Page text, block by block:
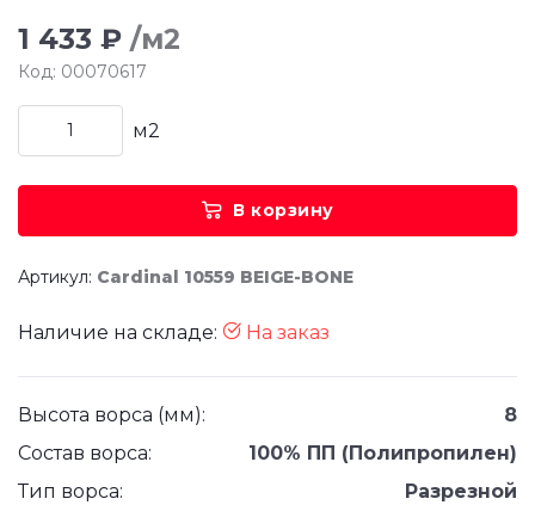
1 433 ₽ /м2
Код: 00070617
м2
В корзину
Артикул: Cardinal 10559 BEIGE-BONE
Наличие на складе: На заказ
Высота ворса (мм):
8
Состав ворса:
100% ПП (Полипропилен)
Тип ворса:
Разрезной